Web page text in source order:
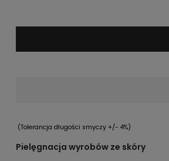
(Tolerancja długości smyczy +/- 4%)
Pielęgnacja wyrobów ze skóry